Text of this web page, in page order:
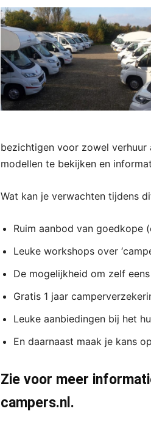
bezichtigen voor zowel verhuur
modellen te bekijken en
Wat kan je verwachten tijdens
Ruim aanbod van goedkope
Leuke workshops over
De mogelijkheid om zelf
Gratis 1 jaar
Leuke aanbiedingen bij het
En daarnaast maak je kans
Zie voor meer
campers.nl .